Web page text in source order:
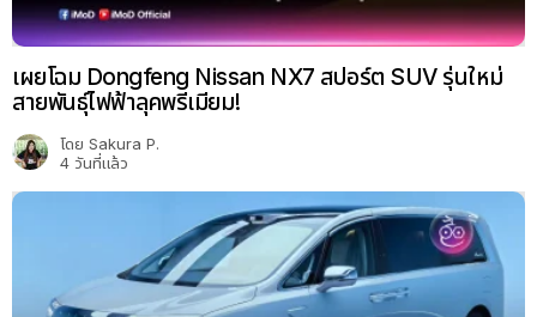
เผยโฉม Dongfeng Nissan NX7 สปอร์ต SUV รุ่นใหม่
สายพันธุ์ไฟฟ้าลุคพรีเมียม!
โดย Sakura P.
4 วันที่แล้ว